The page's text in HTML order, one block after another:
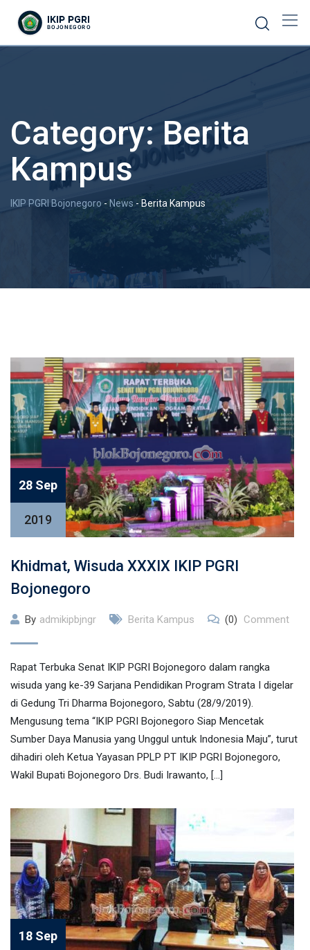
content
Category: Berita
Kampus
IKIP PGRI Bojonegoro - News - Berita Kampus
28 Sep
2019
Khidmat, Wisuda XXXIX IKIP PGRI
Bojonegoro
By admikipbjngr Berita Kampus (0) Comment
Rapat Terbuka Senat IKIP PGRI Bojonegoro dalam rangka
wisuda yang ke-39 Sarjana Pendidikan Program Strata I digelar
di Gedung Tri Dharma Bojonegoro, Sabtu (28/9/2019).
Mengusung tema “IKIP PGRI Bojonegoro Siap Mencetak
Sumber Daya Manusia yang Unggul untuk Indonesia Maju”, turut
dihadiri oleh Ketua Yayasan PPLP PT IKIP PGRI Bojonegoro,
Wakil Bupati Bojonegoro Drs. Budi Irawanto, […]
18 Sep